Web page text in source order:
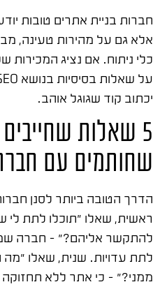
חברות בניית אתרים טובות
אלא גם על מהירות טעינה,
כלי ניתוח. אם נציג
יכתוב קוד שגוגל אוהב.
5 שאלות
שחותמים עם
הדרך הטובה ביותר לסנן
ראשית, שאלו "תוכלו לתת
להתקשר אליהם?" – חברה
לתת עדויות. שנית, שאלו
ממני?" – כי אתר ללא